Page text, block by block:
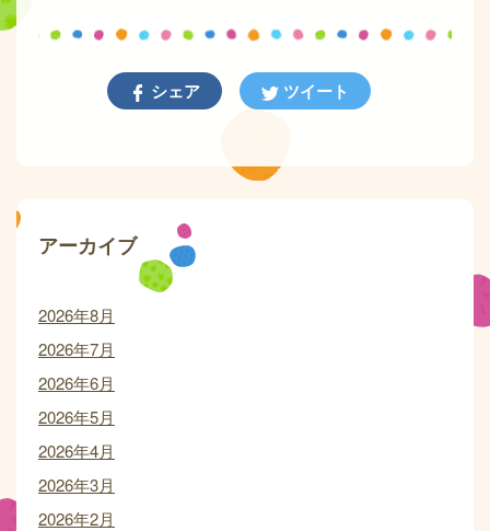
シェア ツイート
アーカイブ
2026年8月
2026年7月
2026年6月
2026年5月
2026年4月
2026年3月
2026年2月